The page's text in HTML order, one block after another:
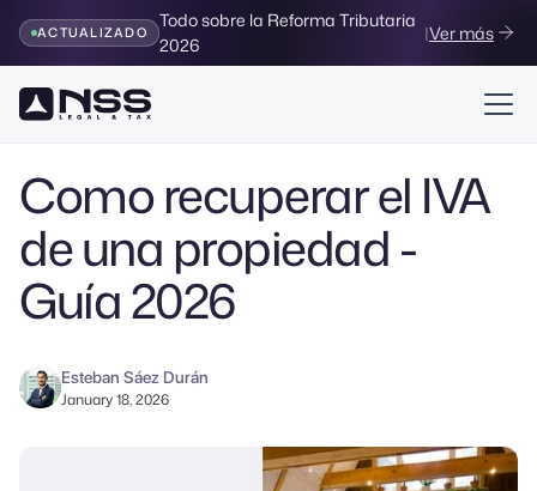
ACTUALIZADO
Todo sobre la Reforma Tributaria
2026
|Ver más
Volver al Blog
Como recuperar el IVA
de una propiedad -
Guía 2026
Esteban Sáez Durán
January 18, 2026